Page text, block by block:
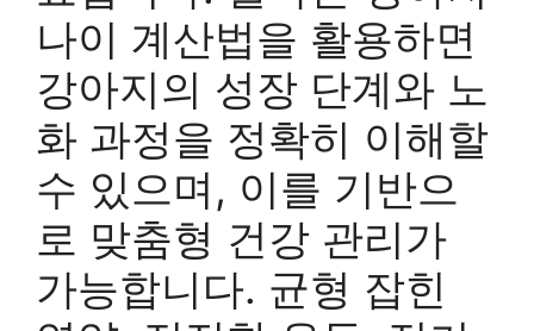
나이 계산법을 활용하면
강아지의 성장 단계와 노
화 과정을 정확히 이해할
수 있으며, 이를 기반으
로 맞춤형 건강 관리가
가능합니다. 균형 잡힌